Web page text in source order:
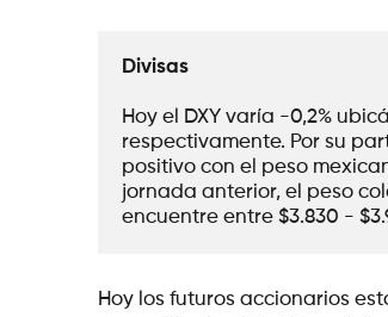
Divisas
Hoy el DXY varía -0,2%
respectivamente. Por su
positivo con el peso
jornada anterior, el peso
encuentre entre $3.830 -
Hoy los futuros accionarios